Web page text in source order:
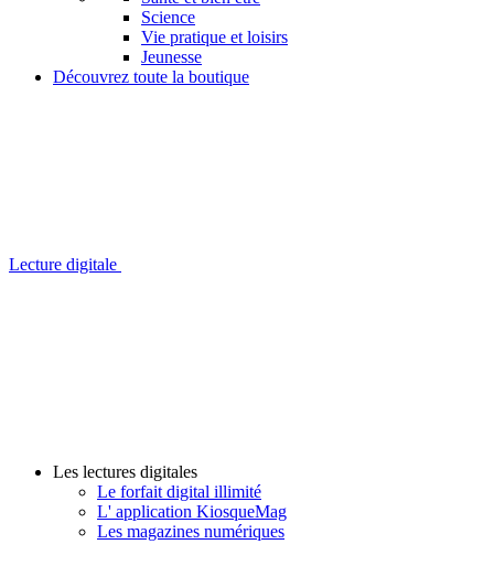
Science
Vie pratique et loisirs
Jeunesse
Découvrez toute la boutique
Lecture digitale
Les lectures digitales
Le forfait digital illimité
L' application KiosqueMag
Les magazines numériques